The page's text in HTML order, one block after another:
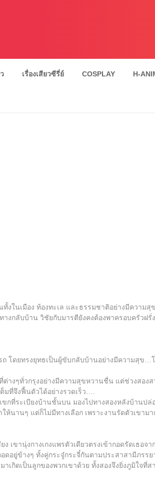
เรื่องเสียวซีรี่ย์ COSPLAY H-
งในเมือง ท้องทะเล และธรรมชาติอย่างมีความ
งกลับบ้าน วิชัยกับมารตียังคงต้องพาครอบครัวฝ
โดยทรงยุทธเป็นผู้ขับกลับบ้านอย่างมีความสุข…
างๆทั่วกรุงอย่างมีความสุขหวานชื่น แต่ช่วงสอง
มที่จึงฟื้นตัวได้อย่างรวดเร็ว….
ระเบียงบ้านชั้นบน มองไปทางสองหลังบ้านปล่
ห้นานๆ แต่ก็ไม่มีทางเลือก เพราะงานรัดตัวเขามา
ง เขานุ่งกางเกงแพรตัวเดียวตรงเข้ากอดรัดเธ
อยู่ข้างๆ ทั้งคู่กระจู๋กระจี๋กันตามประสาสามีภร
เกิดเป็นลูกของพวกเขาด้วย ทั้งสองจึงยิ่งภูมิใจ